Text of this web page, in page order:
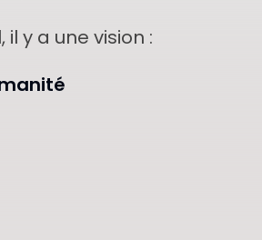
y a une vision :